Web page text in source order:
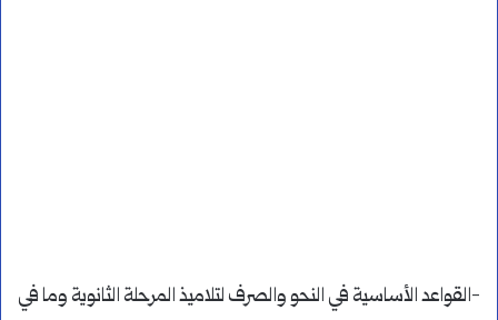
-القواعد الأساسية في النحو والصرف لتلاميذ المرحلة الثانوية وما في